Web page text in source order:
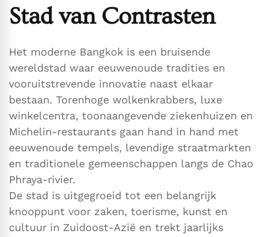
Stad van Contrasten
Het moderne Bangkok is een bruisende
wereldstad waar eeuwenoude tradities en
vooruitstrevende innovatie naast elkaar
bestaan. Torenhoge wolkenkrabbers, luxe
winkelcentra, toonaangevende ziekenhuizen en
Michelin-restaurants gaan hand in hand met
eeuwenoude tempels, levendige straatmarkten
en traditionele gemeenschappen langs de Chao
Phraya-rivier.
De stad is uitgegroeid tot een belangrijk
knooppunt voor zaken, toerisme, kunst en
cultuur in Zuidoost-Azië en trekt jaarlijks